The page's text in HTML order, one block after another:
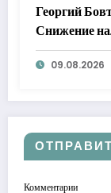
Георгий
Снижение
09.08.2026
Комментарии